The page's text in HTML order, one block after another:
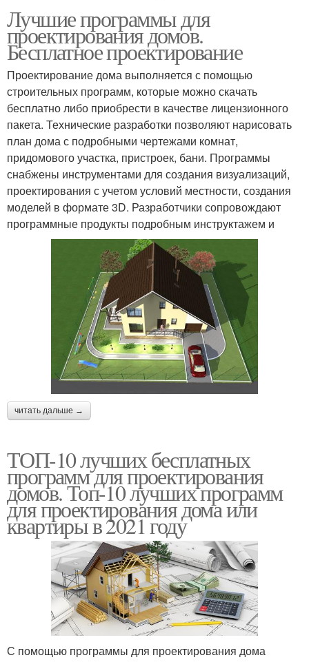
Лучшие программы для
проектирования домов.
Бесплатное проектирование
Проектирование дома выполняется с помощью
строительных программ, которые можно скачать
бесплатно либо приобрести в качестве лицензионного
пакета. Технические разработки позволяют нарисовать
план дома с подробными чертежами комнат,
придомового участка, пристроек, бани. Программы
снабжены инструментами для создания визуализаций,
проектирования с учетом условий местности, создания
моделей в формате 3D. Разработчики сопровождают
программные продукты подробным инструктажем и
читать дальше →
ТОП-10 лучших бесплатных
программ для проектирования
домов. Топ-10 лучших программ
для проектирования дома или
квартиры в 2021 году
С помощью программы для проектирования дома